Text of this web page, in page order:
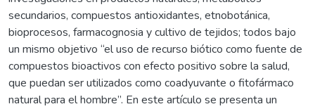
secundarios, compuestos antioxidantes, etnobotánica,
bioprocesos, farmacognosia y cultivo de tejidos; todos bajo
un mismo objetivo “el uso de recurso biótico como fuente de
compuestos bioactivos con efecto positivo sobre la salud,
que puedan ser utilizados como coadyuvante o fitofármaco
natural para el hombre”. En este artículo se presenta un